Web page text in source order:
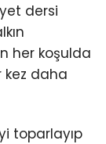
dersi
her koşulda
kez daha
toparlayıp